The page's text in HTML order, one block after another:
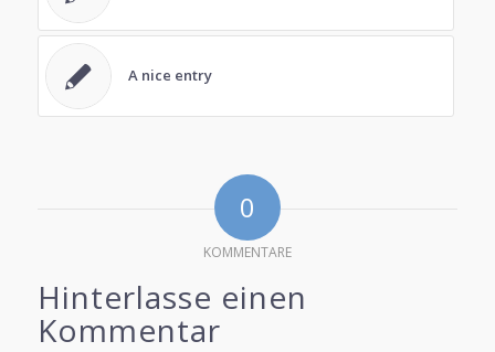
A nice entry
0
KOMMENTARE
Hinterlasse einen
Kommentar